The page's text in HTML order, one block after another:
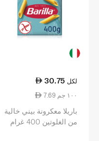
30.75 لكل
7.69 ١٠٠ جم
باريلا معكرونة بيني خالية
من الغلوتين 400 غرام